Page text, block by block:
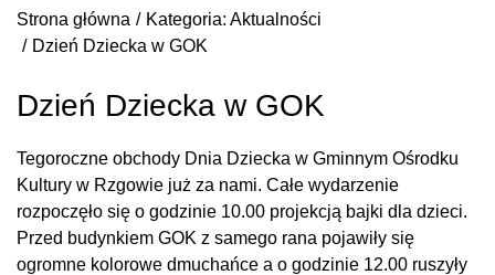
Strona główna
Kategoria: Aktualności
Dzień Dziecka w GOK
Dzień Dziecka w GOK
Tegoroczne obchody Dnia Dziecka w Gminnym Ośrodku
Kultury w Rzgowie już za nami. Całe wydarzenie
rozpoczęło się o godzinie 10.00 projekcją bajki dla dzieci.
Przed budynkiem GOK z samego rana pojawiły się
ogromne kolorowe dmuchańce a o godzinie 12.00 ruszyły